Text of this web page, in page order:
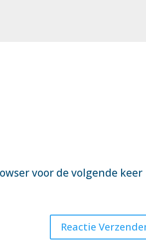
voor de volgende keer